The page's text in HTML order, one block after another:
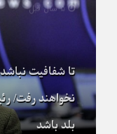
تا شفافیت
نخواهند رفت/
بلد باشد